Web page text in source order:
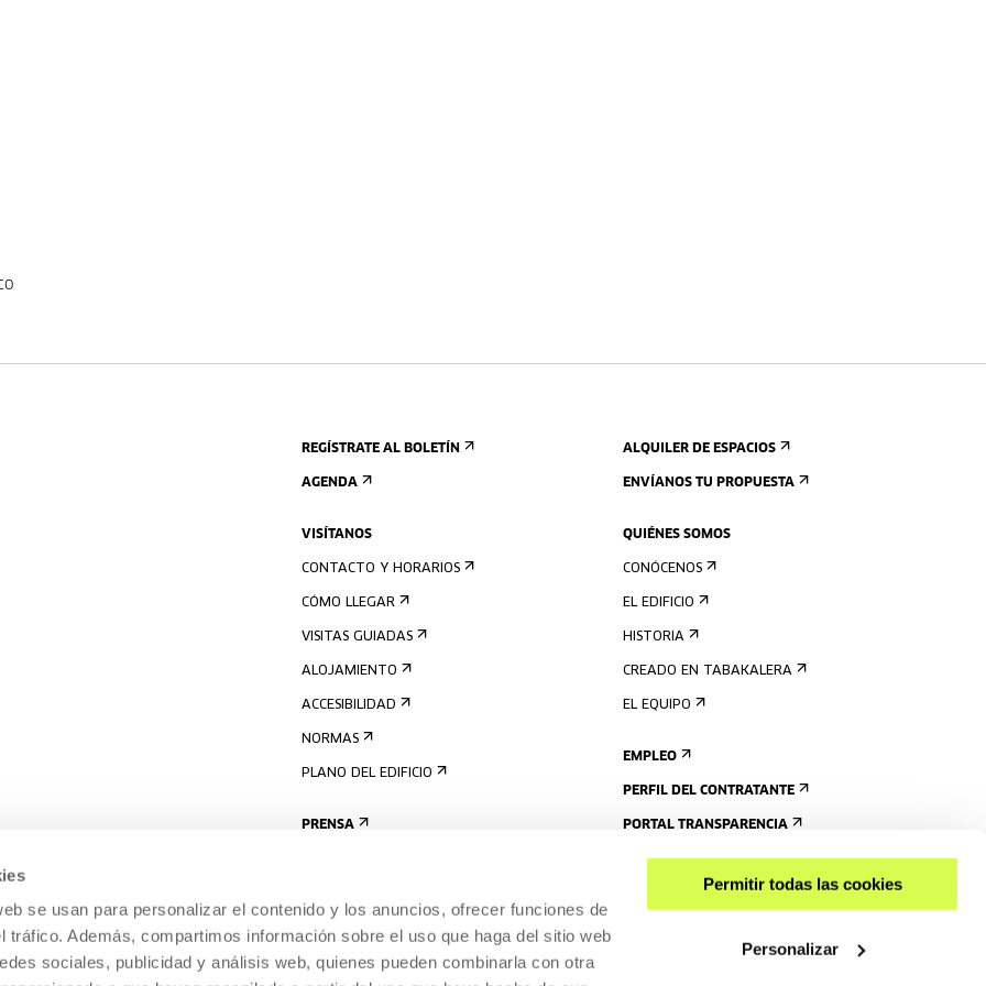
se usan para personalizar el contenido y los anuncios, ofrecer funciones de
tráfico. Además, compartimos información sobre el uso que haga del sitio web
sociales, publicidad y análisis web, quienes pueden combinarla con otra
Permitir todas las cookies
Personalizar
REGÍSTRATE AL BOLETÍN
AGENDA
VISÍTANOS
CONTACTO Y HORARIOS
CÓMO LLEGAR
VISITAS GUIADAS
ALOJAMIENTO
ACCESIBILIDAD
NORMAS
PLANO DEL EDIFICIO
PRENSA
ALQUILER DE ESPACIOS
ENVÍANOS TU PROPUESTA
QUIÉNES SOMOS
CONÓCENOS
EL EDIFICIO
HISTORIA
CREADO EN TABAKALERA
EL EQUIPO
EMPLEO
PERFIL DEL CONTRATANTE
PORTAL TRANSPARENCIA